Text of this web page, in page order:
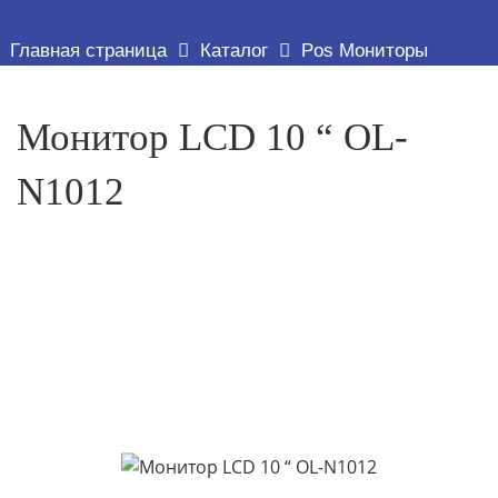
Главная страница Каталог Pos Мониторы
Монитор LCD 10 “ OL-
N1012